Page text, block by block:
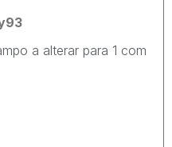
a alterar para 1 com